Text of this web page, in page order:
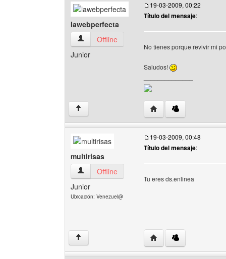
lawebperfecta
lawebperfecta Ver perfil del usuario
Offline
Junior
19-03-2009, 00:22
Título del mensaje:
No tienes porque revivir mi
Saludos!
↑ Visitar sitio web del
multirisas
multirisas Ver perfil del usuario
Offline
Junior
Ubicación: Venezuel@
19-03-2009, 00:48
Título del mensaje:
Tu eres ds.enlinea
↑ Visitar sitio web del